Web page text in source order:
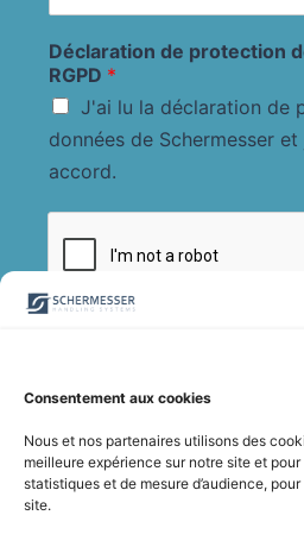
Consentement aux cookies
Nous et nos partenaires utilisons des
meilleure expérience sur notre site et
statistiques et de mesure d’audience,
site.
Déclaration de protection
RGPD *
J'ai lu la déclaration de
données de Schermesser
accord.